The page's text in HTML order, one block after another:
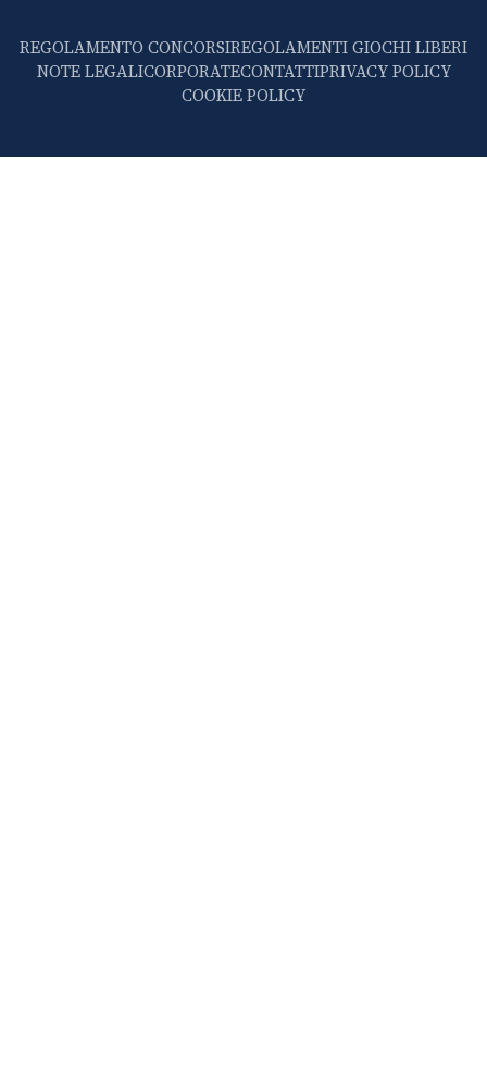
REGOLAMENTO CONCORSIREGOLAMENTI GIOCHI LIBERI
NOTE LEGALICORPORATECONTATTIPRIVACY POLICY
COOKIE POLICY